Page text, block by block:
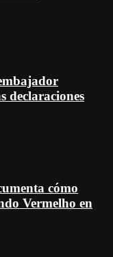
declaraciones
cómo
Vermelho en